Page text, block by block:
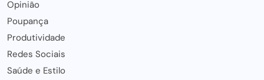
Opinião
Poupança
Produtividade
Redes Sociais
Saúde e Estilo